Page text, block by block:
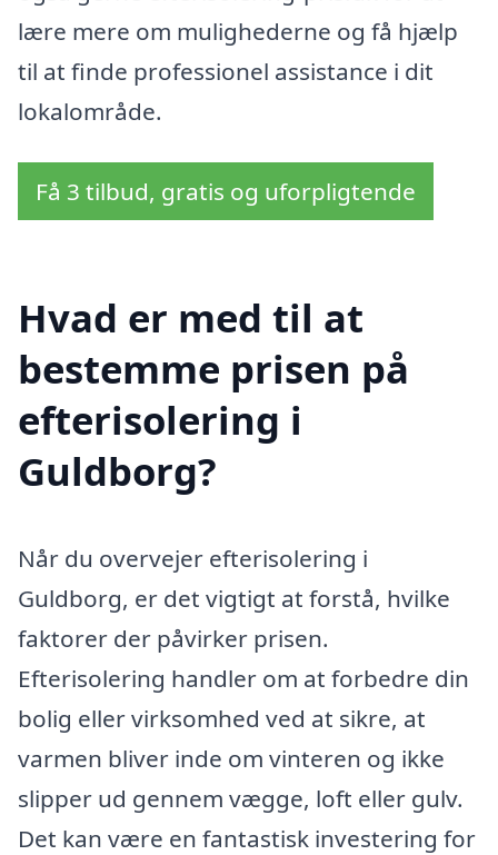
lære mere om mulighederne og få hjælp
til at finde professionel assistance i dit
lokalområde.
Få 3 tilbud, gratis og uforpligtende
Hvad er med til at
bestemme prisen på
efterisolering i
Guldborg?
Når du overvejer efterisolering i
Guldborg, er det vigtigt at forstå, hvilke
faktorer der påvirker prisen.
Efterisolering handler om at forbedre din
bolig eller virksomhed ved at sikre, at
varmen bliver inde om vinteren og ikke
slipper ud gennem vægge, loft eller gulv.
Det kan være en fantastisk investering for